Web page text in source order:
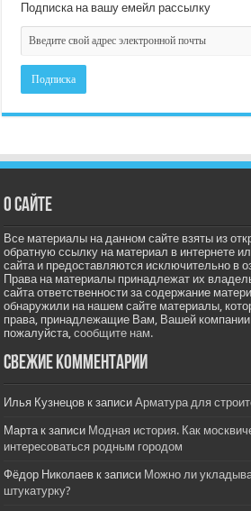
Подписка на вашу емейл рассылку
О сайте
Все материалы на данном сайте взяты из
обратную ссылку на материал в интернете
сайта и предоставляются исключительно в
Права на материалы принадлежат их
сайта ответственности за содержание
обнаружили на нашем сайте материалы,
права, принадлежащие Вам, Вашей компании
пожалуйста,сообщите нам.
Свежие комментарии
Илья Кузнецов к записиАрматура для
Мартак записи Модная история. Как
интересоваться родным городом
Фёдор Николаев к записи Можно ли
штукатурку?